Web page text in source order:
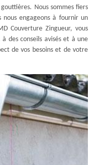
Nous sommes fiers
engageons à fournir un
Couverture Zingueur, vous
des conseils avisés et à une
de vos besoins et de votre